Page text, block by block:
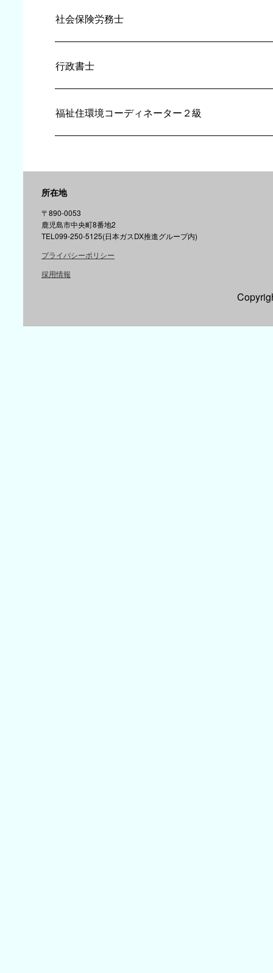
社会保険労務士
行政書士
福祉住環境コーディネーター２級
所在地
〒890-0053
鹿児島市中央町8番地2
TEL099-250-5125(日本ガスDX推進グループ内)
プライバシーポリシー
採用情報